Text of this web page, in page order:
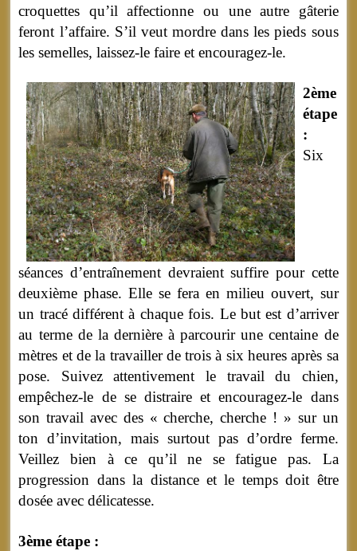
croquettes qu’il affectionne ou une autre gâterie
feront l’affaire. S’il veut mordre dans les pieds sous
les semelles, laissez-le faire et encouragez-le.
2ème
étape
:
Six
séances d’entraînement devraient suffire pour cette
deuxième phase. Elle se fera en milieu ouvert, sur
un tracé différent à chaque fois. Le but est d’arriver
au terme de la dernière à parcourir une centaine de
mètres et de la travailler de trois à six heures après sa
pose. Suivez attentivement le travail du chien,
empêchez-le de se distraire et encouragez-le dans
son travail avec des « cherche, cherche ! » sur un
ton d’invitation, mais surtout pas d’ordre ferme.
Veillez bien à ce qu’il ne se fatigue pas. La
progression dans la distance et le temps doit être
dosée avec délicatesse.
3ème étape :